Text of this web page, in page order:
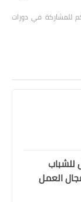
للمشاركة في دورات
للشباب
العمل